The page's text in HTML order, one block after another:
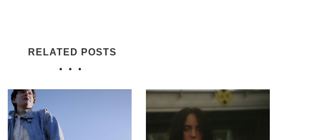
RELATED POSTS